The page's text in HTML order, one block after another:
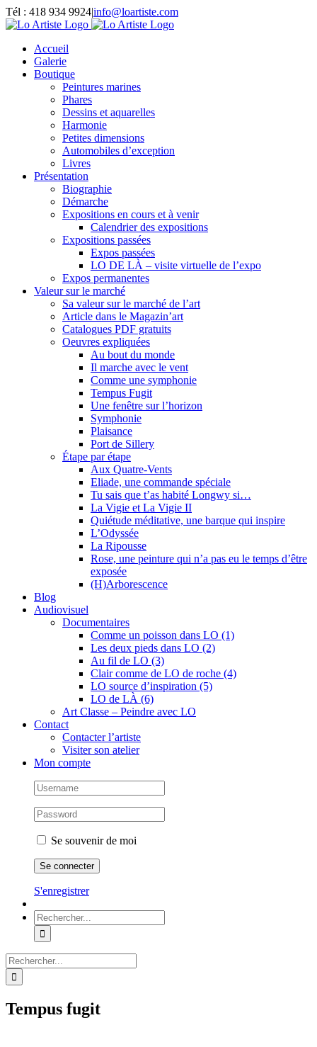
Passer
au
Tél : 418 934 9924|info@loartiste.com
Facebook
Instagram
Email
Pinterest
YouTube
Accueil
Galerie
Boutique
Peintures marines
Phares
Dessins et aquarelles
Harmonie
Petites dimensions
Automobiles d’exception
Livres
Présentation
Biographie
Démarche
Expositions en cours et à venir
Calendrier des expositions
Expositions passées
Expos passées
LO DE LÀ – visite virtuelle de l’expo
Expos permanentes
Valeur sur le marché
Sa valeur sur le marché de l’art
Article dans le Magazin’art
Catalogues PDF gratuits
Oeuvres expliquées
Au bout du monde
Il marche avec le vent
Comme une symphonie
Tempus Fugit
Une fenêtre sur l’horizon
Symphonie
Plaisance
Port de Sillery
Étape par étape
Aux Quatre-Vents
Eliade, une commande spéciale
Tu sais que t’as habité Longwy si…
La Vigie et La Vigie II
Quiétude méditative, une barque qui inspire
L’Odyssée
La Ripousse
Rose, une peinture qui n’a pas eu le temps d’être
exposée
(H)Arborescence
Blog
Audiovisuel
Documentaires
Comme un poisson dans LO (1)
Les deux pieds dans LO (2)
Au fil de LO (3)
Clair comme de LO de roche (4)
LO source d’inspiration (5)
LO de LÀ (6)
Art Classe – Peindre avec LO
Contact
Contacter l’artiste
Visiter son atelier
Mon compte
Se souvenir de moi
S'enregistrer
Rechercher:
Rechercher:
Tempus fugit